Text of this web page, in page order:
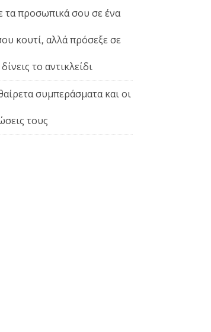
τα προσωπικά σου σε ένα
κουτί, αλλά πρόσεξε σε
το αντικλείδι
συμπεράσματα και οι
τους